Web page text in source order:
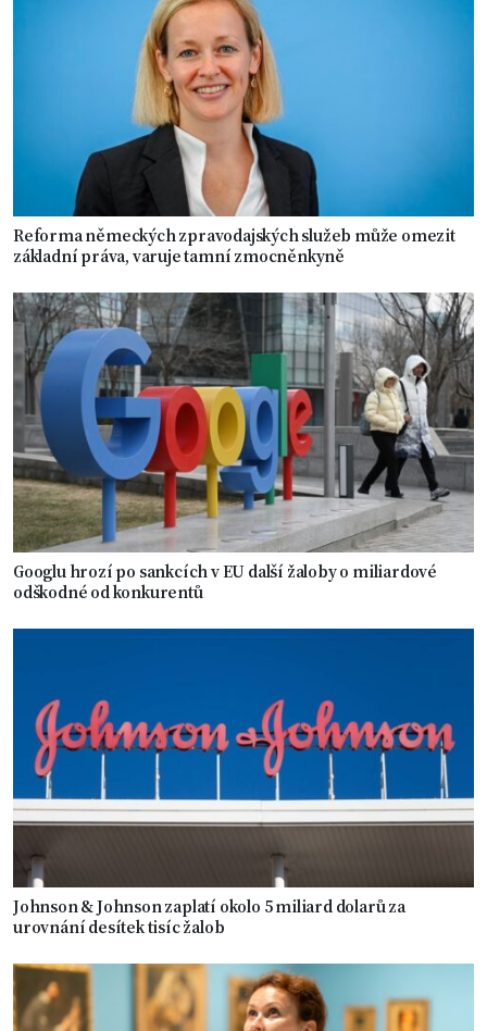
Reforma německých zpravodajských služeb může omezit
základní práva, varuje tamní zmocněnkyně
Googlu hrozí po sankcích v EU další žaloby o miliardové
odškodné od konkurentů
Johnson & Johnson zaplatí okolo 5 miliard dolarů za
urovnání desítek tisíc žalob